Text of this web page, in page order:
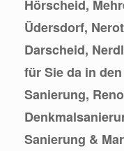
Hörscheid,
Üdersdorf,
Darscheid,
für Sie da in
Sanierung,
Sanierung &